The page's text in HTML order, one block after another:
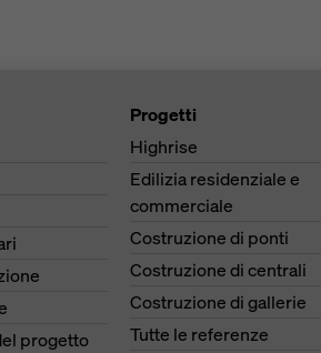
progetto
Progetti
Highrise
Edilizia residenziale e
commerciale
Costruzione di ponti
Costruzione di centrali
Costruzione di gallerie
Tutte le referenze